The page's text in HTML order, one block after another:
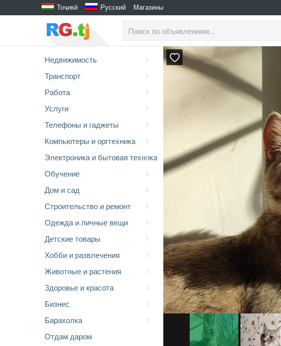
Тоҷикӣ Русский Магазины
Недвижимость
Транспорт
Работа
Услуги
Телефоны и гаджеты
Компьютеры и оргтехника
Электроника и бытовая техника
Обучение
Дом и сад
Строительство и ремонт
Одежда и личные вещи
Детские товары
Хобби и развлечения
Животные и растения
Здоровье и красота
Бизнес
Барахолка
Отдам даром